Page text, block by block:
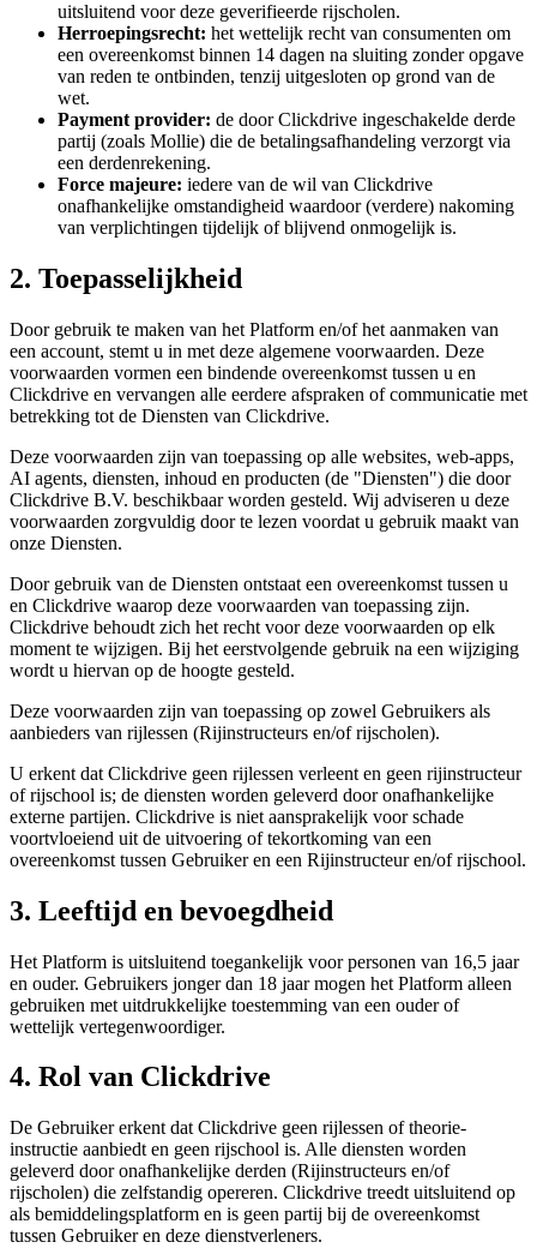
uitsluitend voor deze geverifieerde rijscholen.
Herroepingsrecht: het wettelijk recht van consumenten om
een overeenkomst binnen 14 dagen na sluiting zonder opgave
van reden te ontbinden, tenzij uitgesloten op grond van de
wet.
Payment provider: de door Clickdrive ingeschakelde derde
partij (zoals Mollie) die de betalingsafhandeling verzorgt via
een derdenrekening.
Force majeure: iedere van de wil van Clickdrive
onafhankelijke omstandigheid waardoor (verdere) nakoming
van verplichtingen tijdelijk of blijvend onmogelijk is.
2. Toepasselijkheid
Door gebruik te maken van het Platform en/of het aanmaken van
een account, stemt u in met deze algemene voorwaarden. Deze
voorwaarden vormen een bindende overeenkomst tussen u en
Clickdrive en vervangen alle eerdere afspraken of communicatie met
betrekking tot de Diensten van Clickdrive.
Deze voorwaarden zijn van toepassing op alle websites, web-apps,
AI agents, diensten, inhoud en producten (de "Diensten") die door
Clickdrive B.V. beschikbaar worden gesteld. Wij adviseren u deze
voorwaarden zorgvuldig door te lezen voordat u gebruik maakt van
onze Diensten.
Door gebruik van de Diensten ontstaat een overeenkomst tussen u
en Clickdrive waarop deze voorwaarden van toepassing zijn.
Clickdrive behoudt zich het recht voor deze voorwaarden op elk
moment te wijzigen. Bij het eerstvolgende gebruik na een wijziging
wordt u hiervan op de hoogte gesteld.
Deze voorwaarden zijn van toepassing op zowel Gebruikers als
aanbieders van rijlessen (Rijinstructeurs en/of rijscholen).
U erkent dat Clickdrive geen rijlessen verleent en geen rijinstructeur
of rijschool is; de diensten worden geleverd door onafhankelijke
externe partijen. Clickdrive is niet aansprakelijk voor schade
voortvloeiend uit de uitvoering of tekortkoming van een
overeenkomst tussen Gebruiker en een Rijinstructeur en/of rijschool.
3. Leeftijd en bevoegdheid
Het Platform is uitsluitend toegankelijk voor personen van 16,5 jaar
en ouder. Gebruikers jonger dan 18 jaar mogen het Platform alleen
gebruiken met uitdrukkelijke toestemming van een ouder of
wettelijk vertegenwoordiger.
4. Rol van Clickdrive
De Gebruiker erkent dat Clickdrive geen rijlessen of theorie-
instructie aanbiedt en geen rijschool is. Alle diensten worden
geleverd door onafhankelijke derden (Rijinstructeurs en/of
rijscholen) die zelfstandig opereren. Clickdrive treedt uitsluitend op
als bemiddelingsplatform en is geen partij bij de overeenkomst
tussen Gebruiker en deze dienstverleners.